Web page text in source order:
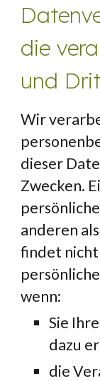
die
und
Wir
dieser
Zwecken.
anderen
findet
wenn:
Sie
dazu
die